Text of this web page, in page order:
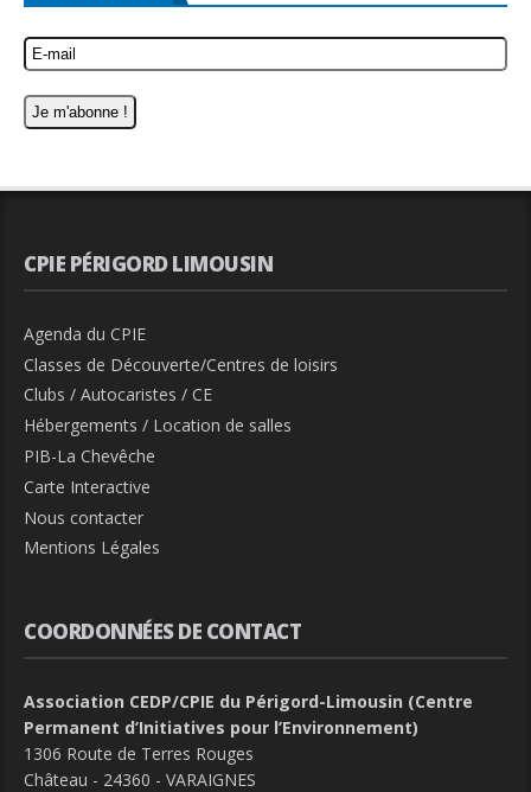
CPIE PÉRIGORD LIMOUSIN
Agenda du CPIE
Classes de Découverte/Centres de loisirs
Clubs / Autocaristes / CE
Hébergements / Location de salles
PIB-La Chevêche
Carte Interactive
Nous contacter
Mentions Légales
COORDONNÉES DE CONTACT
Association CEDP/CPIE du Périgord-Limousin (Centre
Permanent d’Initiatives pour l’Environnement)
1306 Route de Terres Rouges
Château - 24360 - VARAIGNES